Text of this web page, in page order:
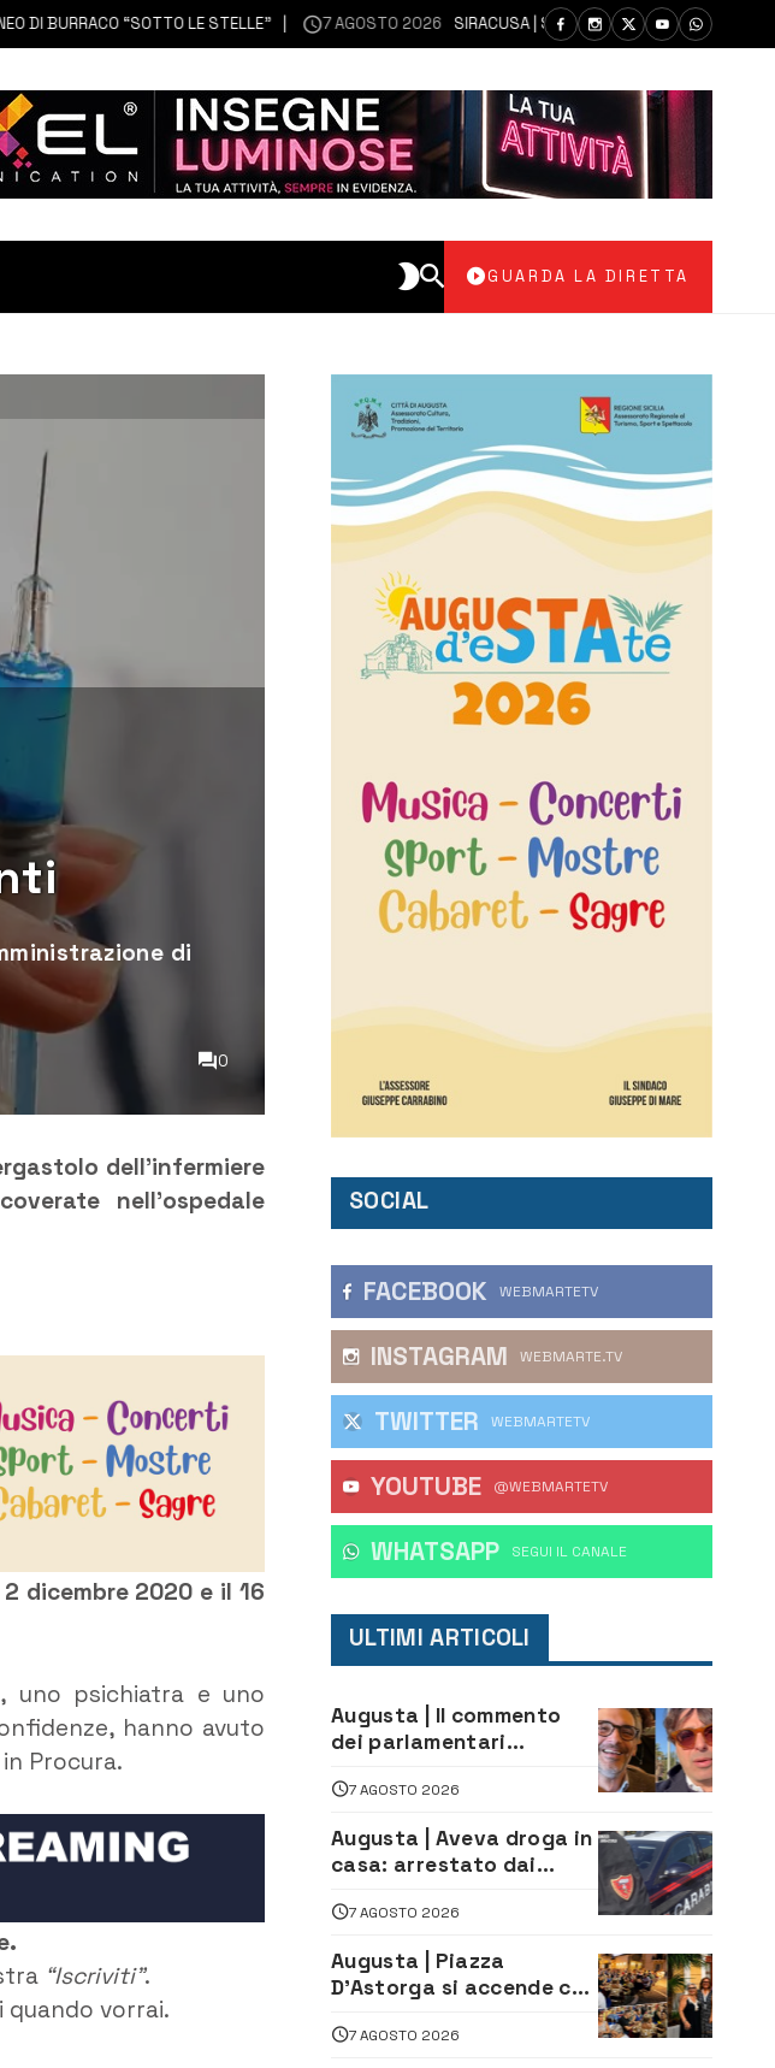
“SOTTO LE STELLE” 7 AGOSTO 2026 SIRACUSA | SIANO MESSI A DISPOSIZIONE DEL
GUARDA LA DIRETTA
di
0
dell’infermiere
nell’ospedale
dicembre 2020 e il 16
uno psichiatra e uno
hanno avuto
Procura.
“Iscriviti”.
vorrai.
SOCIAL
FACEBOOK WEBMARTETV
INSTAGRAM WEBMARTE.TV
TWITTER WEBMARTETV
YOUTUBE @WEBMARTETV
WHATSAPP ‎SEGUI IL CANALE
ULTIMI ARTICOLI
Augusta | Il commento
dei parlamentari
firma del contatto per il
depuratore
7 AGOSTO 2026
Augusta | Aveva droga in
casa: arrestato dai
7 AGOSTO 2026
Augusta | Piazza
D’Astorga si accende con
Burraco “Sotto le Stelle”
7 AGOSTO 2026